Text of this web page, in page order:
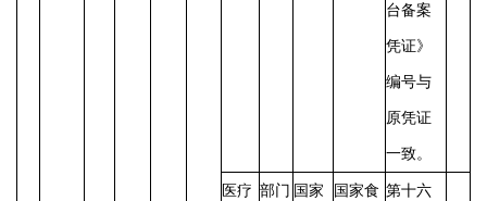
台备案
凭证》
编号与
原凭证
一致。
医疗 部门 国家 国家食 第十六